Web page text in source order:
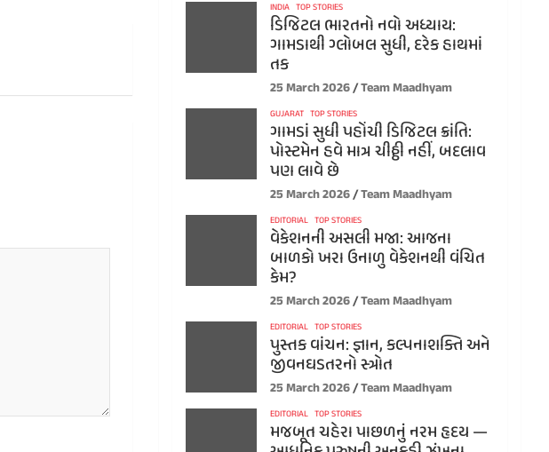
INDIA TOP STORIES
ડિજિટલ ભારતનો નવો અધ્યાય:
ગામડાથી ગ્લોબલ સુધી, દરેક હાથમાં
તક
25 March 2026 Team Maadhyam
GUJARAT TOP STORIES
ગામડાં સુધી પહોંચી ડિજિટલ ક્રાંતિ:
પોસ્ટમેન હવે માત્ર ચીઠ્ઠી નહીં, બદલાવ
પણ લાવે છે
25 March 2026 Team Maadhyam
EDITORIAL TOP STORIES
વેકેશનની અસલી મજા: આજના
બાળકો ખરા ઉનાળુ વેકેશનથી વંચિત
કેમ?
25 March 2026 Team Maadhyam
EDITORIAL TOP STORIES
પુસ્તક વાંચન: જ્ઞાન, કલ્પનાશક્તિ અને
જીવનઘડતરનો સ્ત્રોત
25 March 2026 Team Maadhyam
EDITORIAL TOP STORIES
મજબૂત ચહેરા પાછળનું નરમ હૃદય —